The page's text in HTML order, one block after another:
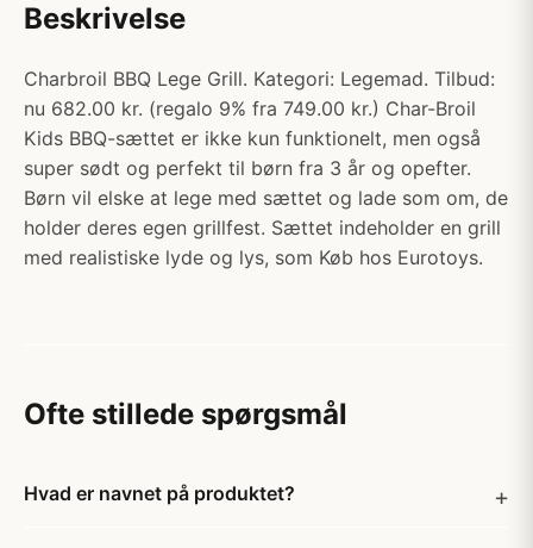
Beskrivelse
Charbroil BBQ Lege Grill. Kategori: Legemad. Tilbud:
nu 682.00 kr. (regalo 9% fra 749.00 kr.) Char-Broil
Kids BBQ-sættet er ikke kun funktionelt, men også
super sødt og perfekt til børn fra 3 år og opefter.
Børn vil elske at lege med sættet og lade som om, de
holder deres egen grillfest. Sættet indeholder en grill
med realistiske lyde og lys, som Køb hos Eurotoys.
Ofte stillede spørgsmål
Hvad er navnet på produktet?